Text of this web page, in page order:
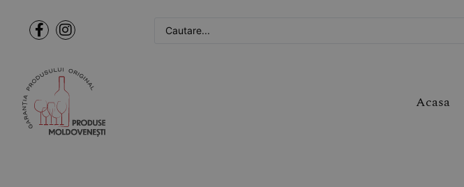
Acasa